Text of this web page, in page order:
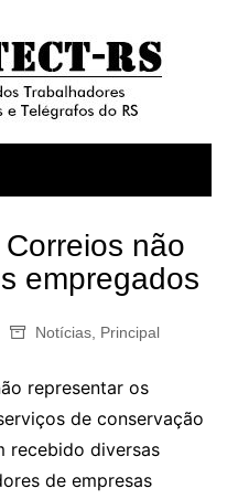
não
empregados
Notícias, Principal
representar os
de conservação
recebido diversas
de empresas